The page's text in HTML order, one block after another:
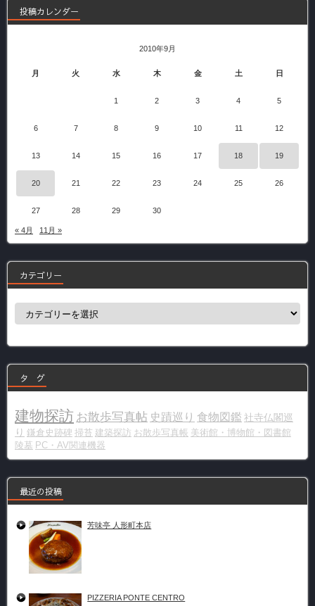
投稿カレンダー
2010年9月
月 火 水 木 金 土 日
1 2 3 4 5
6 7 8 9 10 11 12
13 14 15 16 17 18 19
20 21 22 23 24 25 26
27 28 29 30
« 4月 11月 »
カテゴリー
カ
ー
タ グ
建物探訪 お散歩写真帖 史蹟巡り 食物図鑑 社寺仏閣巡
り 鎌倉史跡碑 掃苔 建築探訪 お散歩写真帳 美術館・博物館・図書館
陵墓 PC・AV関連機器
最近の投稿
芳味亭 人形町本店
PIZZERIA PONTE CENTRO